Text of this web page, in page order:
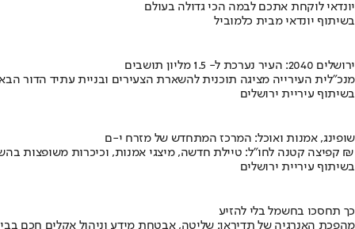
יונדאי לוקחת אתכם לבמה הכי גדולה בעולם
בשיתוף יונדאי מבית כלמוביל
ירושלים 2040: העיר נערכת ל- 1.5 מליון תושבים
מנכ"לית העירייה מציגה תוכנית להשארת הצעירים ובניית עתיד הדור
בשיתוף עיריית ירושלים
שופינג, אמנות ואוכל: המרכז המתחדש של מזרח י-ם
קפיצה קטנה לחו"ל: טיילת חדשה, מיצגי אמנות, וכיכרות משופצות בהשקעה של 100 מיליון ₪
בשיתוף עיריית ירושלים
כך תחסכו בחשמל בלי להזיע
מהפכת האנרגיה של תדיראן: שליטה, אבטחת מידע וניהול אקלים חכם